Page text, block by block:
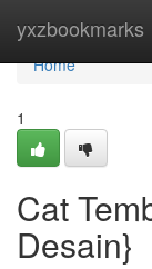
yxzbookmarks
Home
Home
1
Cat
Desain}